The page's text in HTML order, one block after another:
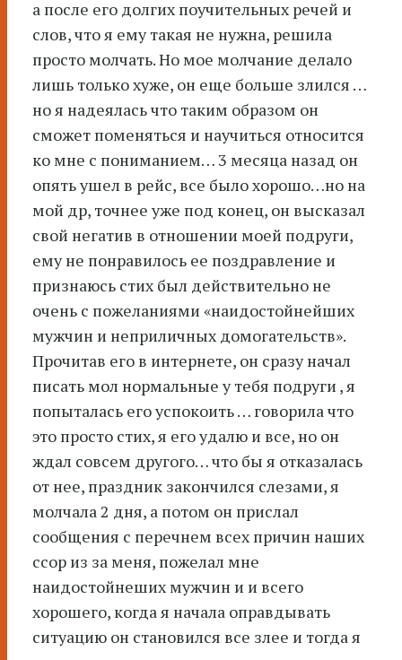
а после его долгих поучительных речей и
слов, что я ему такая не нужна, решила
просто молчать. Но мое молчание делало
лишь только хуже, он еще больше злился …
но я надеялась что таким образом он
сможет поменяться и научиться относится
ко мне с пониманием… 3 месяца назад он
опять ушел в рейс, все было хорошо…но на
мой др, точнее уже под конец, он высказал
свой негатив в отношении моей подруги,
ему не понравилось ее поздравление и
признаюсь стих был действительно не
очень с пожеланиями «наидостойнейших
мужчин и неприличных домогательств».
Прочитав его в интернете, он сразу начал
писать мол нормальные у тебя подруги , я
попыталась его успокоить … говорила что
это просто стих, я его удалю и все, но он
ждал совсем другого… что бы я отказалась
от нее, праздник закончился слезами, я
молчала 2 дня, а потом он прислал
сообщения с перечнем всех причин наших
ссор из за меня, пожелал мне
наидостойнеших мужчин и и всего
хорошего, когда я начала оправдывать
ситуацию он становился все злее и тогда я